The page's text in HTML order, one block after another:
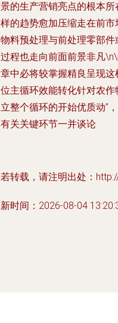
的生产营销亮点的根本
的趋势愈加压缩走在前
料预处理与前处理零部
程也走向前面前景非凡
中必将较掌握精良呈现
主循环效能转化针对农
整个循环的开始优质动”
关关键环节一并谈论
转载，请注明出处：
时间：2026-08-04